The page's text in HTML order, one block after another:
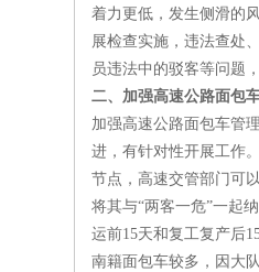
着力更低，发生侧滑的
展检查实施，违法查处
员违法中的驳客等问题
二、加强高速公路面包
加强高速公路面包车管
进，有针对性开展工作
节点，高速交管部门可
将其与“两客一危”一起
运前15天和复工复产后
南籍面包车较多，因大